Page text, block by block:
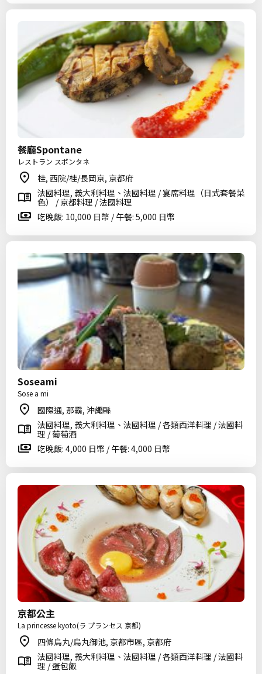
餐廳Spontane
レストラン スポンタネ
桂, 西院/桂/長岡京, 京都府
法國料理, 義大利料理、法國料理 / 宴席料理（日式套餐菜
色） / 京都料理 / 法國料理
吃晚飯: 10,000 日幣 / 午餐: 5,000 日幣
Soseami
Sose a mi
國際通, 那霸, 沖繩縣
法國料理, 義大利料理、法國料理 / 各類西洋料理 / 法國料
理 / 葡萄酒
吃晚飯: 4,000 日幣 / 午餐: 4,000 日幣
京都公主
La princesse kyoto(ラ プランセス 京都)
四條烏丸/烏丸御池, 京都市區, 京都府
法國料理, 義大利料理、法國料理 / 各類西洋料理 / 法國料
理 / 蛋包飯